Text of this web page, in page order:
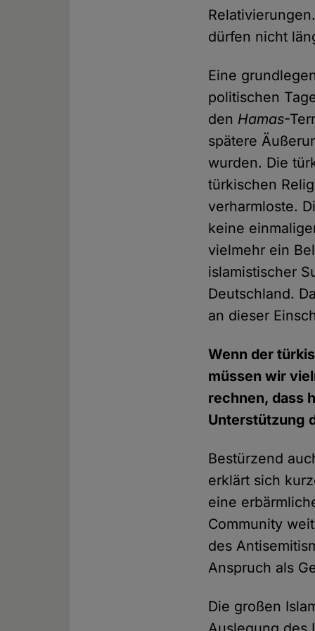
dürfen nicht
Eine
politischen
den Hamas-
spätere
wurden. Die
türkischen
verharmloste.
keine
vielmehr ein
islamistischer
Deutschland.
an dieser
Wenn der
müssen wir
rechnen, dass
Unterstützung
Bestürzend
erklärt sich
eine
Community
des
Anspruch als
Die großen